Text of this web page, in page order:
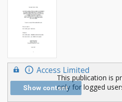
Access Limited
Show content
This publication is
only for logged